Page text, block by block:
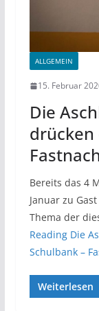
ALLGEMEIN
15. Februar
Die
drücken
Bereits das 4
Januar zu
Thema der
ReadingDie
Schulbank –
Weiterlesen